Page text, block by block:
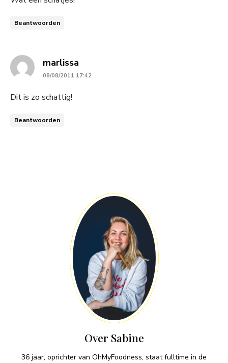
Beantwoorden
marlissa
08/08/2011 17:42
Dit is zo schattig!
Beantwoorden
Over Sabine
36 jaar, oprichter van OhMyFoodness, staat fulltime in de